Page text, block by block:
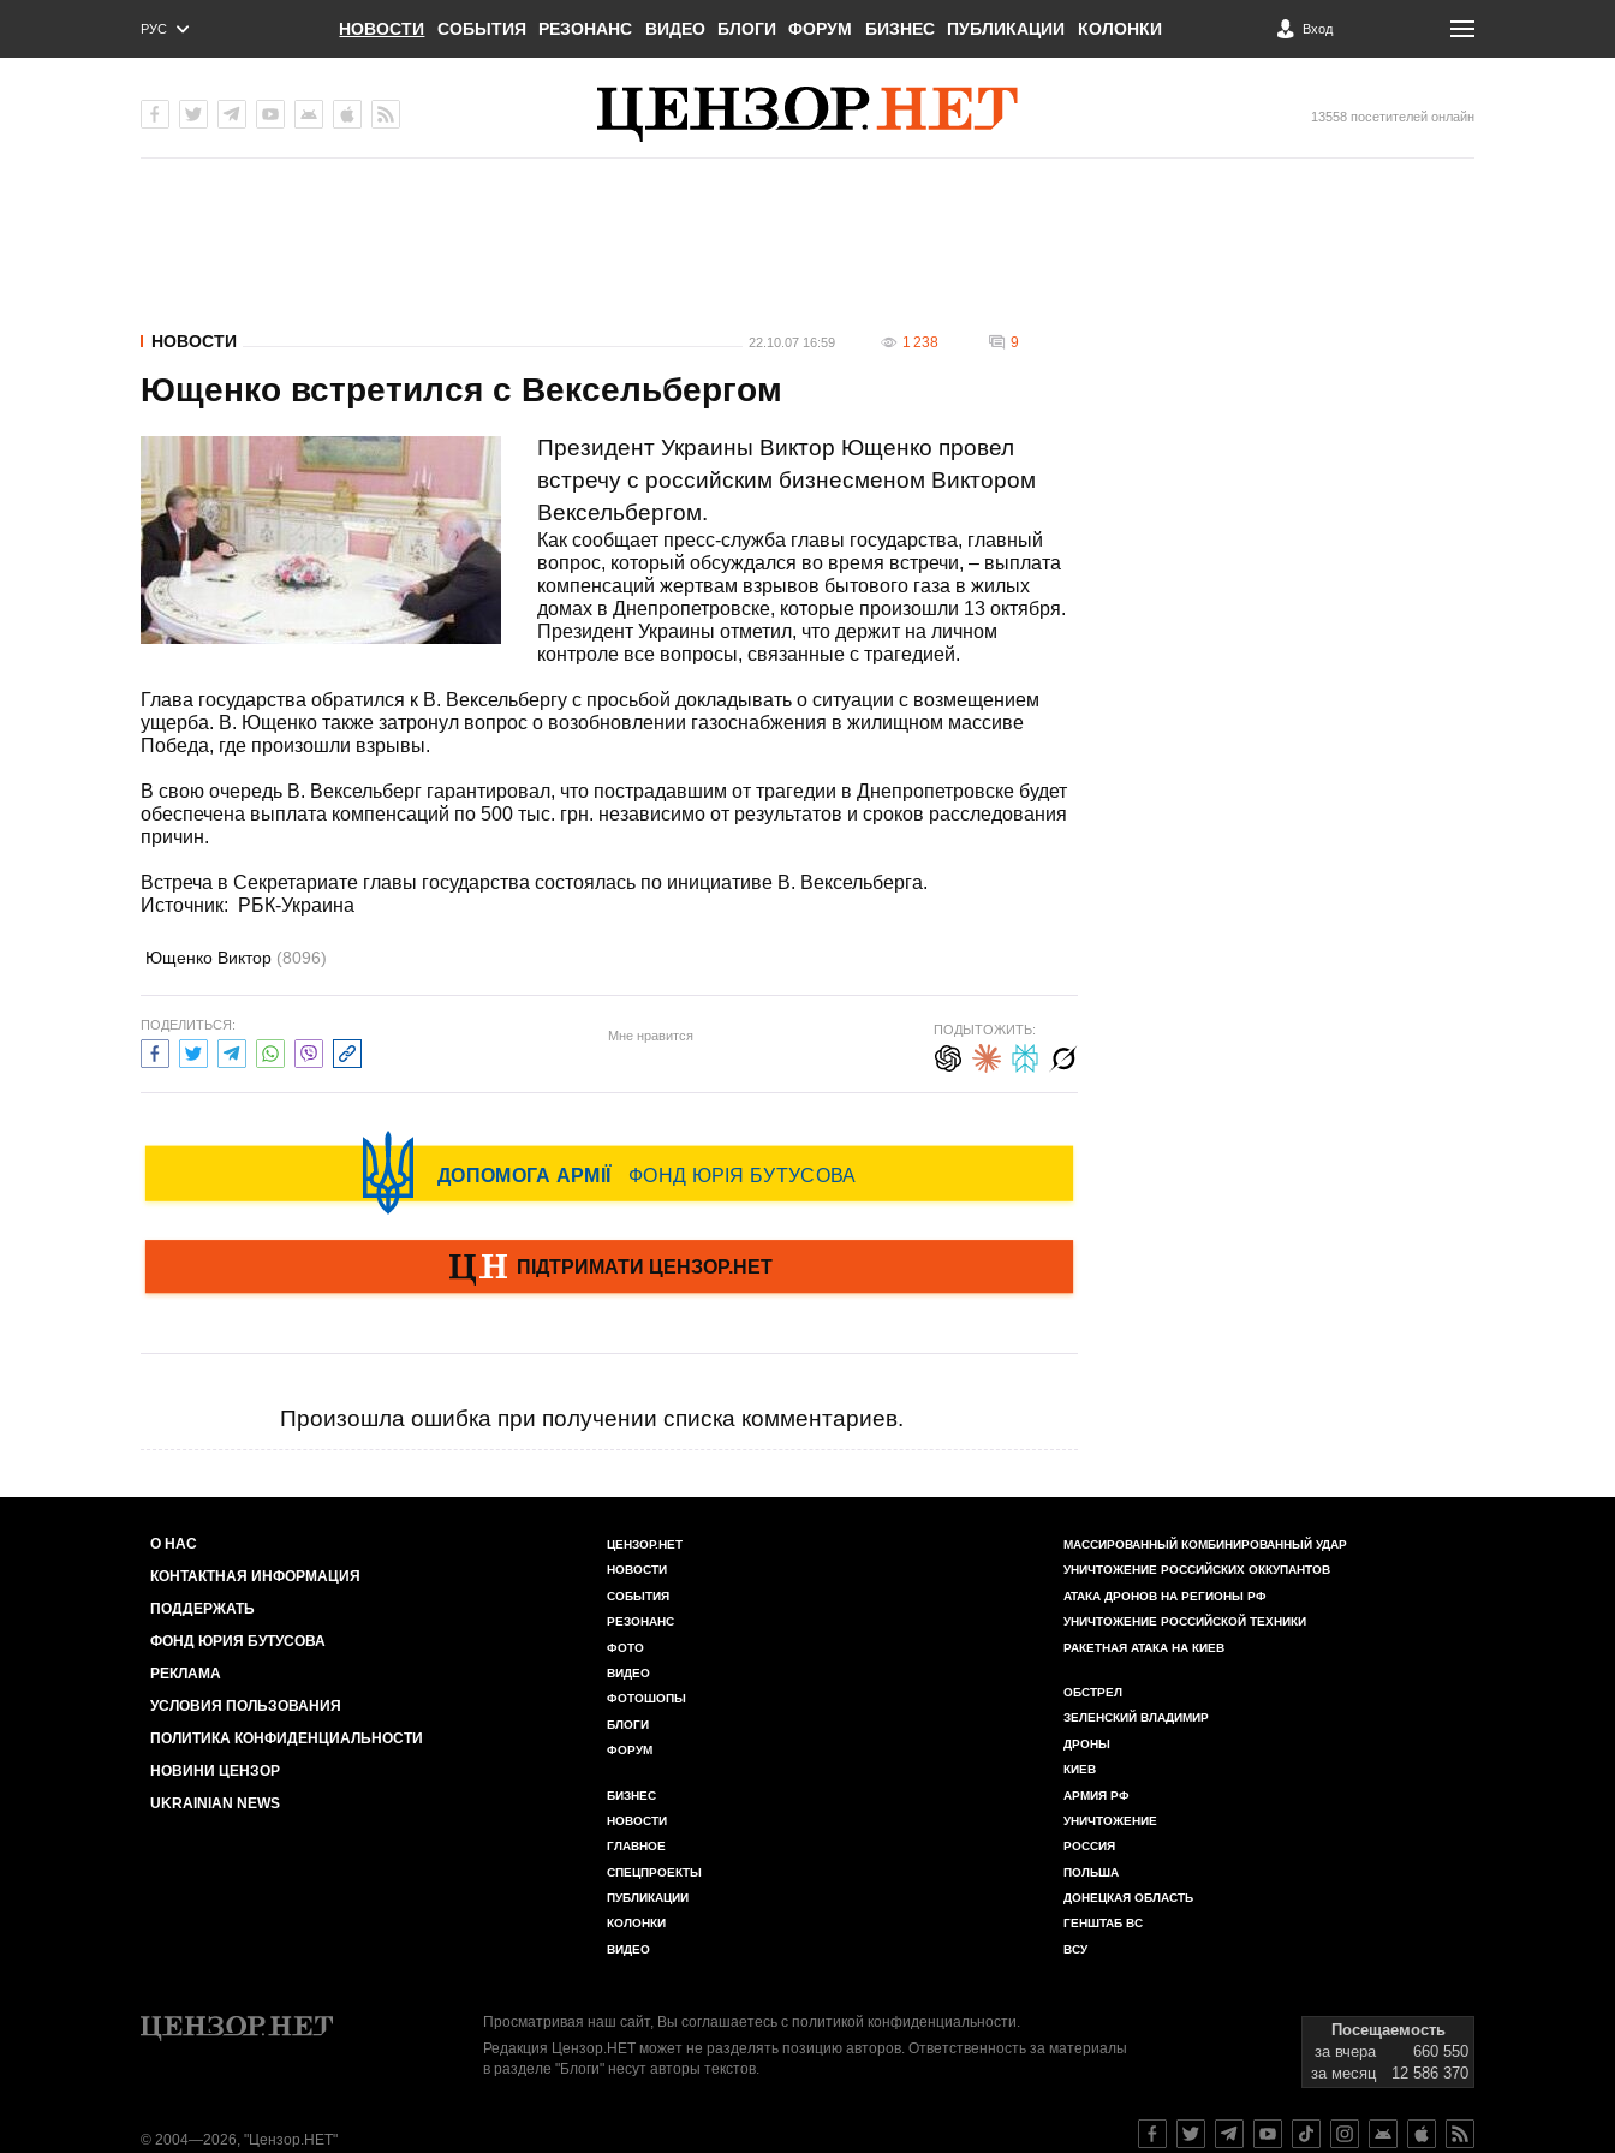
РУС
ENG
НОВОСТИ СОБЫТИЯ РЕЗОНАНС ВИДЕО БЛОГИ ФОРУМ БИЗНЕС ПУБЛИКАЦИИ КОЛОНКИ Вход
13558 посетителей онлайн
НОВОСТИ 22.10.07 16:59 1 238 9
Ющенко встретился с Вексельбергом
Президент Украины Виктор Ющенко провел
встречу с российским бизнесменом Виктором
Вексельбергом.
Как сообщает пресс-служба главы государства, главный
вопрос, который обсуждался во время встречи, – выплата
компенсаций жертвам взрывов бытового газа в жилых
домах в Днепропетровске, которые произошли 13 октября.
Президент Украины отметил, что держит на личном
контроле все вопросы, связанные с трагедией.
Глава государства обратился к В. Вексельбергу с просьбой докладывать о ситуации с возмещением
ущерба. В. Ющенко также затронул вопрос о возобновлении газоснабжения в жилищном массиве
Победа, где произошли взрывы.
В свою очередь В. Вексельберг гарантировал, что пострадавшим от трагедии в Днепропетровске будет
обеспечена выплата компенсаций по 500 тыс. грн. независимо от результатов и сроков расследования
причин.
Встреча в Секретариате главы государства состоялась по инициативе В. Вексельберга.
Источник: РБК-Украина
Ющенко Виктор (8096)
ПОДЕЛИТЬСЯ:
Мне нравится ПОДЫТОЖИТЬ:
Произошла ошибка при получении списка комментариев.
О НАС
КОНТАКТНАЯ ИНФОРМАЦИЯ
ПОДДЕРЖАТЬ
ФОНД ЮРИЯ БУТУСОВА
РЕКЛАМА
УСЛОВИЯ ПОЛЬЗОВАНИЯ
ПОЛИТИКА КОНФИДЕНЦИАЛЬНОСТИ
НОВИНИ ЦЕНЗОР
UKRAINIAN NEWS
ЦЕНЗОР.НЕТ
НОВОСТИ
СОБЫТИЯ
РЕЗОНАНС
ФОТО
ВИДЕО
ФОТОШОПЫ
БЛОГИ
ФОРУМ
БИЗНЕС
НОВОСТИ
ГЛАВНОЕ
СПЕЦПРОЕКТЫ
ПУБЛИКАЦИИ
КОЛОНКИ
ВИДЕО
МАССИРОВАННЫЙ КОМБИНИРОВАННЫЙ УДАР
УНИЧТОЖЕНИЕ РОССИЙСКИХ ОККУПАНТОВ
АТАКА ДРОНОВ НА РЕГИОНЫ РФ
УНИЧТОЖЕНИЕ РОССИЙСКОЙ ТЕХНИКИ
РАКЕТНАЯ АТАКА НА КИЕВ
ОБСТРЕЛ
ЗЕЛЕНСКИЙ ВЛАДИМИР
ДРОНЫ
КИЕВ
АРМИЯ РФ
УНИЧТОЖЕНИЕ
РОССИЯ
ПОЛЬША
ДОНЕЦКАЯ ОБЛАСТЬ
ГЕНШТАБ ВС
ВСУ
Просматривая наш сайт, Вы соглашаетесь с политикой конфиденциальности.
Редакция Цензор.НЕТ может не разделять позицию авторов. Ответственность за материалы
в разделе "Блоги" несут авторы текстов.
Посещаемость
за вчера
660 550
за месяц
12 586 370
© 2004—2026, "Цензор.НЕТ"